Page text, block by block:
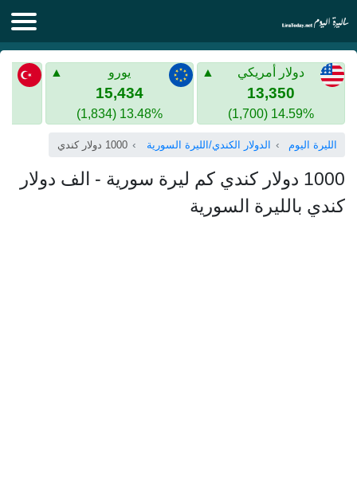
الليرة اليوم
الليرة السورية
الذهب في سوريا
الليرة التركية
الليرة التركية
الذهب في تركيا
اليورو الى الليرة التركية
دولار أمريكي
13,350
14.59% (1,700)
يورو
15,434
13.48% (1,834)
الليرة اليوم الدولار الكندي/الليرة السورية 1000 دولار كندي
1000 دولار كندي كم ليرة سورية - الف دولار
كندي بالليرة السورية